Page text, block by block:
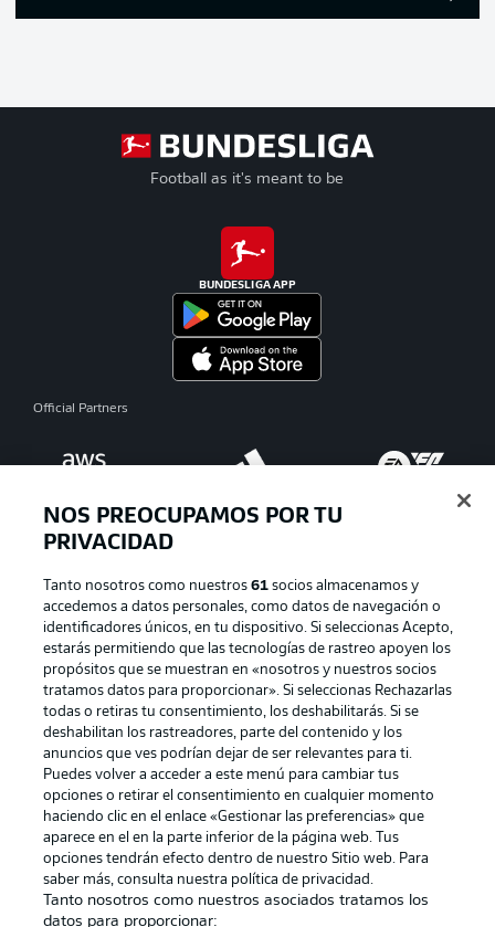
Football as it's meant to be
BUNDESLIGA APP
Official Partners
Publicidad Aviso legal
Gestionar las preferencias
Canales Trabajos
Jugadores Condiciones de uso
NOS PREOCUPAMOS POR TU
PRIVACIDAD
Tanto nosotros como nuestros 61socios almacenamos y
accedemos a datos personales, como datos de navegación o
identificadores únicos, en tu dispositivo. Si seleccionas Acepto,
estarás permitiendo que las tecnologías de rastreo apoyen los
propósitos que se muestran en «nosotros y nuestros socios
tratamos datos para proporcionar». Si seleccionas Rechazarlas
todas o retiras tu consentimiento, los deshabilitarás. Si se
deshabilitan los rastreadores, parte del contenido y los
anuncios que ves podrían dejar de ser relevantes para ti.
Puedes volver a acceder a este menú para cambiar tus
opciones o retirar el consentimiento en cualquier momento
haciendo clic en el enlace «Gestionar las preferencias» que
aparece en el en la parte inferior de la página web. Tus
opciones tendrán efecto dentro de nuestro Sitio web. Para
saber más, consulta nuestra política de privacidad.
Tanto nosotros como nuestros asociados tratamos los
datos para proporcionar: